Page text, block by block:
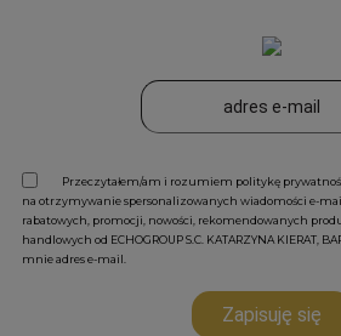
Przeczytałem/am i rozumiem politykę
na otrzymywanie spersonalizowanych wiadomości e-
rabatowych, promocji, nowości, rekomendowanych
handlowych od ECHOGROUP S.C. KATARZYNA KIERAT,
mnie adres e-mail.
Zapisuję się